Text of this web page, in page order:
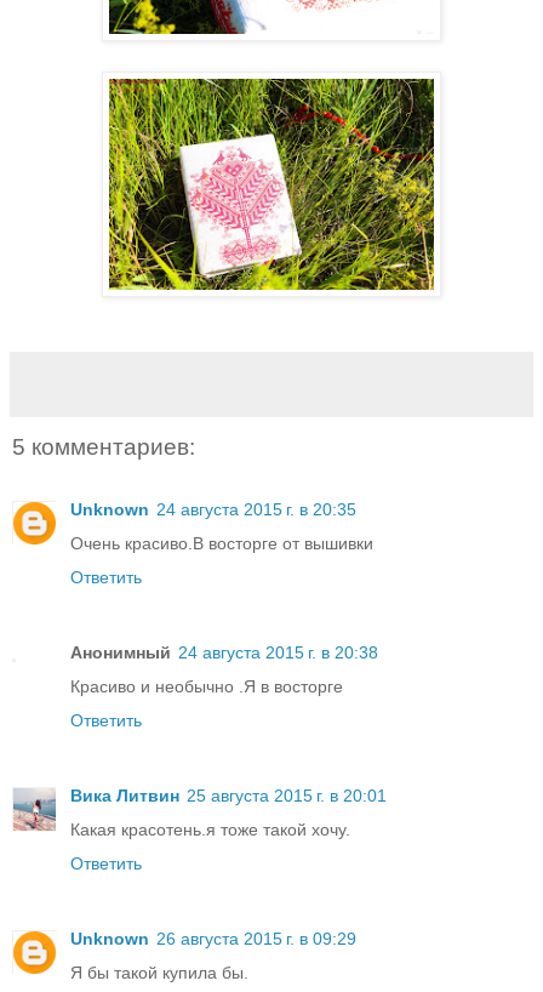
5 комментариев:
Unknown 24 августа 2015 г. в 20:35
Очень красиво.В восторге от вышивки
Ответить
Анонимный 24 августа 2015 г. в 20:38
Красиво и необычно .Я в восторге
Ответить
Вика Литвин 25 августа 2015 г. в 20:01
Какая красотень.я тоже такой хочу.
Ответить
Unknown 26 августа 2015 г. в 09:29
Я бы такой купила бы.